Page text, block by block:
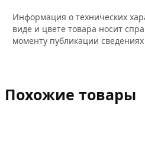
Информация о технических
виде и цвете товара носит
моменту публикации сведениях
Похожие товары